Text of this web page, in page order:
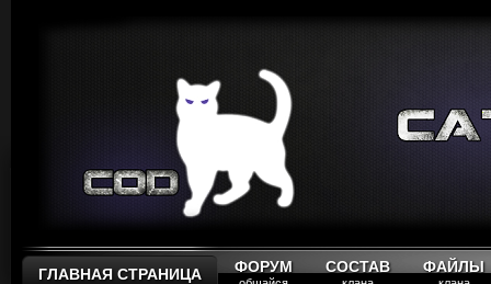
ГЛАВНАЯ СТРАНИЦА ФОРУМ СОСТАВ ФАЙЛЫ